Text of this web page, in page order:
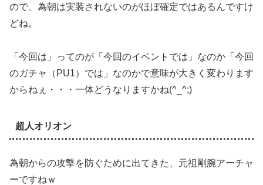
ので、為朝は実装されないのがほぼ確定ではあるんですけ
どね。
「今回は」ってのが「今回のイベントでは」なのか「今回
のガチャ（PU1）では」なのかで意味が大きく変わります
からねぇ・・・一体どうなりますかね(^_^;)
超人オリオン
為朝からの攻撃を防ぐために出てきた、元祖剛腕アーチャ
ーですねｗ